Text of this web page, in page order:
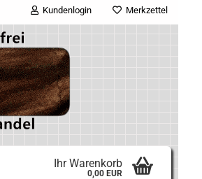
Kundenlogin Merkzettel
Ihr Warenkorb
0,00 EUR